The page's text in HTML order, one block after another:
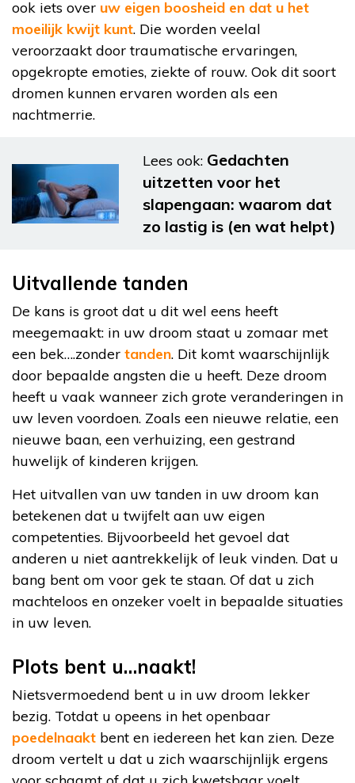
ook iets over uw eigen boosheid en dat u het
moeilijk kwijt kunt. Die worden veelal
veroorzaakt door traumatische ervaringen,
opgekropte emoties, ziekte of rouw. Ook dit soort
dromen kunnen ervaren worden als een
nachtmerrie.
Lees ook: Gedachten
uitzetten voor het
slapengaan: waarom dat
zo lastig is (en wat helpt)
Uitvallende tanden
De kans is groot dat u dit wel eens heeft
meegemaakt: in uw droom staat u zomaar met
een bek….zonder tanden. Dit komt waarschijnlijk
door bepaalde angsten die u heeft. Deze droom
heeft u vaak wanneer zich grote veranderingen in
uw leven voordoen. Zoals een nieuwe relatie, een
nieuwe baan, een verhuizing, een gestrand
huwelijk of kinderen krijgen.
Het uitvallen van uw tanden in uw droom kan
betekenen dat u twijfelt aan uw eigen
competenties. Bijvoorbeeld het gevoel dat
anderen u niet aantrekkelijk of leuk vinden. Dat u
bang bent om voor gek te staan. Of dat u zich
machteloos en onzeker voelt in bepaalde situaties
in uw leven.
Plots bent u…naakt!
Nietsvermoedend bent u in uw droom lekker
bezig. Totdat u opeens in het openbaar
poedelnaakt bent en iedereen het kan zien. Deze
droom vertelt u dat u zich waarschijnlijk ergens